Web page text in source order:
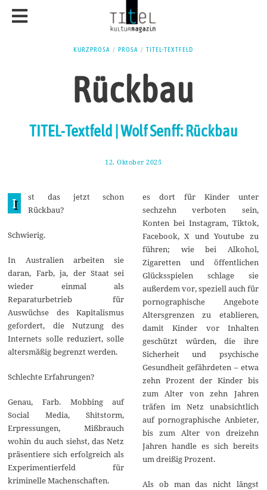
KURZPROSA / PROSA / TITEL-TEXTFELD
Rückbau
TITEL-Textfeld | Wolf Senff: Rückbau
12. Oktober 2025
k
o
b
e
r
2
0
5
I
st das jetzt schon
Rückbau?
Schwierig.
In Australien arbeiten sie
daran, Farb, ja, der Staat sei
wieder einmal als
Reparaturbetrieb für
Auswüchse des Kapitalismus
gefordert, die Nutzung des
Internets solle reduziert, solle
altersmäßig begrenzt werden.
Schlechte Erfahrungen?
Genau, Farb. Mobbing auf
Social Media, Shitstorm,
Erpressungen, Mißbrauch
wohin du auch siehst, das Netz
präsentiere sich erfolgreich als
Experimentierfeld für
kriminelle Machenschaften.
es dort für Kinder unter
sechzehn verboten sein,
Konten bei Instagram, Tiktok,
Facebook, X und Youtube zu
führen; wie bei Alkohol,
Zigaretten und öffentlichen
Glücksspielen schlage sie
außerdem vor, speziell auch für
pornographische Angebote
Altersgrenzen zu etablieren,
damit Kinder vor Inhalten
geschützt würden, die ihre
Sicherheit und psychische
Gesundheit gefährdeten – etwa
zehn Prozent der Kinder bis
zum Alter von zehn Jahren
träfen im Netz unabsichtlich
auf pornographische Anbieter,
bis zum Alter von dreizehn
Jahren handle es sich bereits
um dreißig Prozent.
Als ob man das nicht längst